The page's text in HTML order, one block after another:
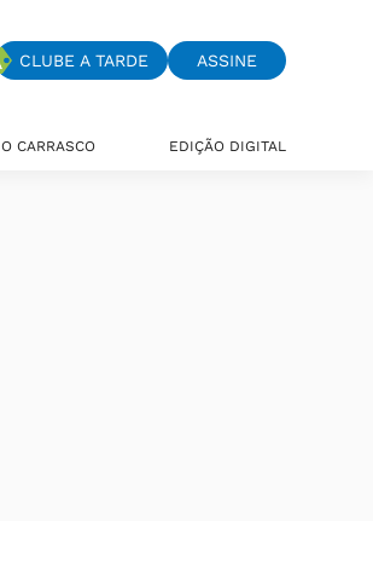
CLUBE A TARDE ASSINE
O CARRASCO EDIÇÃO DIGITAL